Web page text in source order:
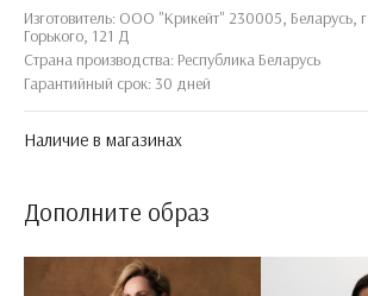
Изготовитель: ООО "Крикейт" 230005, Беларусь,
Горького, 121 Д
Страна производства: Республика Беларусь
Гарантийный срок: 30 дней
Наличие в магазинах
Дополните образ